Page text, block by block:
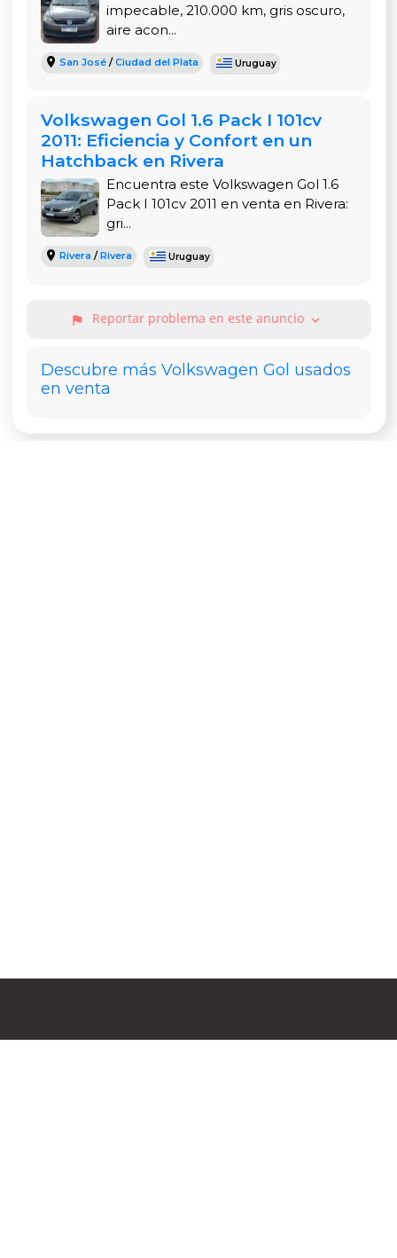
impecable, 210.000 km, gris oscuro,
aire acon...
San José/Ciudad del Plata Uruguay
Volkswagen Gol 1.6 Pack I 101cv
2011: Eficiencia y Confort en un
Hatchback en Rivera
Encuentra este Volkswagen Gol 1.6
Pack I 101cv 2011 en venta en Rivera:
gri...
Rivera /Rivera Uruguay
flag Reportar problema en este anuncio expand_more
Descubre más Volkswagen Gol usados
en venta